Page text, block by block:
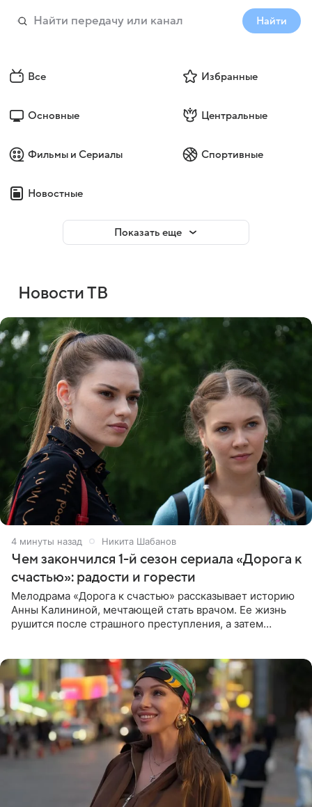
Найти
Все Избранные
Основные Центральные
Фильмы и Сериалы Спортивные
Новостные
Показать еще
Новости ТВ
4 минуты назад Никита Шабанов
Чем закончился 1-й сезон сериала «Дорога к
счастью»: радости и горести
Мелодрама «Дорога к счастью» рассказывает историю
Анны Калининой, мечтающей стать врачом. Ее жизнь
рушится после страшного преступления, а затем